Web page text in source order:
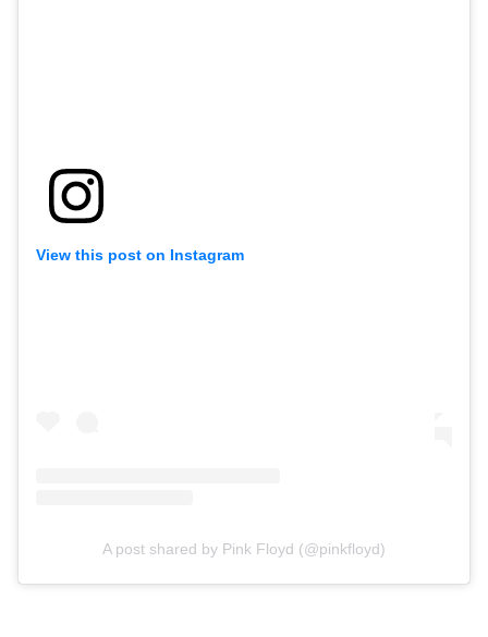
View this post on Instagram
A post shared by Pink Floyd (@pinkfloyd)